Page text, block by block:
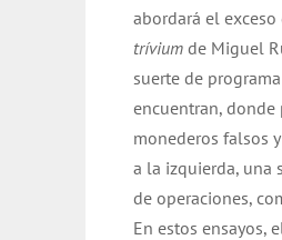
abordará el
trívium de Miguel
suerte de
encuentran,
monederos falsos
a la izquierda, una
de operaciones,
En estos ensayos,